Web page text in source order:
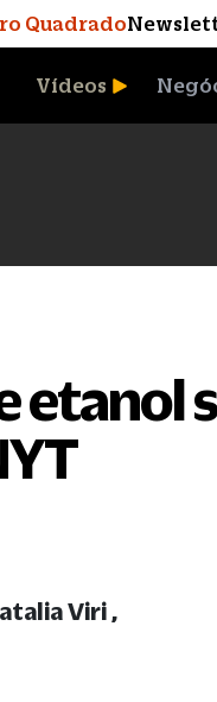
Quadrado
Vídeos
etanol
Viri